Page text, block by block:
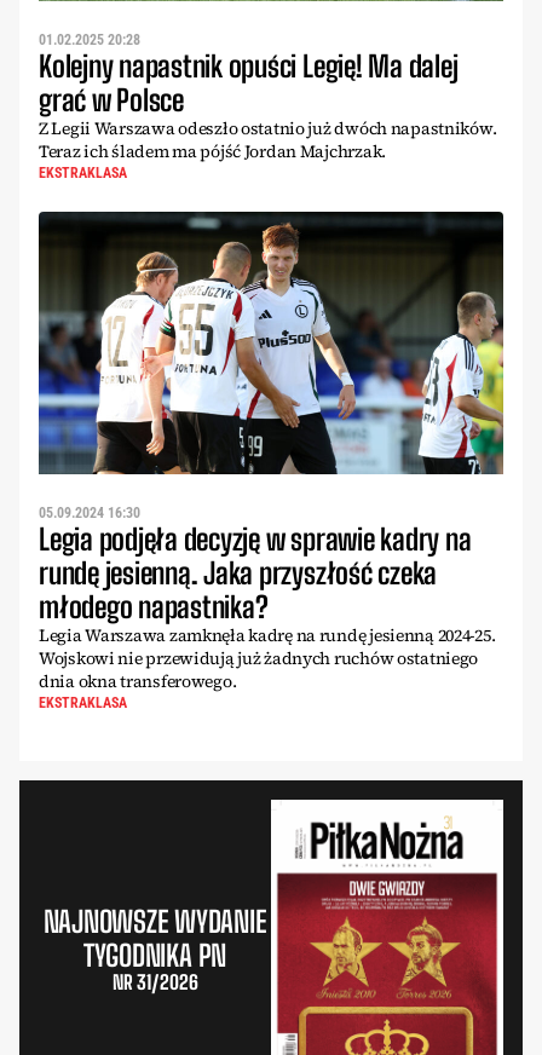
01.02.2025 20:28
Kolejny napastnik opuści Legię! Ma dalej
grać w Polsce
Z Legii Warszawa odeszło ostatnio już dwóch napastników.
Teraz ich śladem ma pójść Jordan Majchrzak.
EKSTRAKLASA
05.09.2024 16:30
Legia podjęła decyzję w sprawie kadry na
rundę jesienną. Jaka przyszłość czeka
młodego napastnika?
Legia Warszawa zamknęła kadrę na rundę jesienną 2024-25.
Wojskowi nie przewidują już żadnych ruchów ostatniego
dnia okna transferowego.
EKSTRAKLASA
NAJNOWSZE WYDANIE
TYGODNIKA PN
NR 31/2026